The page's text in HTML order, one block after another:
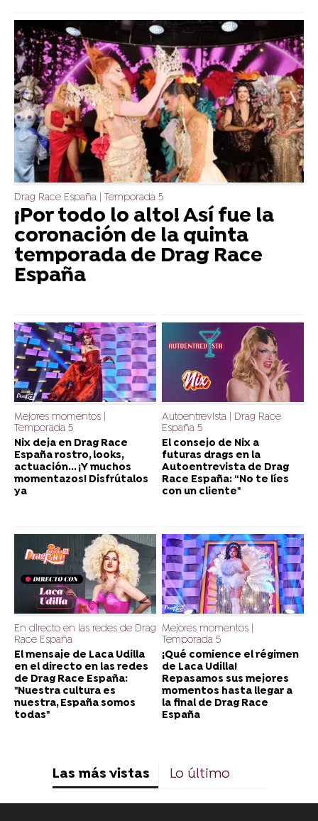
Drag Race España | Temporada 5
¡Por todo lo alto! Así fue la
coronación de la quinta
temporada de Drag Race
España
Mejores momentos |
Temporada 5
Nix deja en Drag Race
España rostro, looks,
actuación... ¡Y muchos
momentazos! Disfrútalos
ya
Autoentrevista | Drag Race
España 5
El consejo de Nix a
futuras drags en la
Autoentrevista de Drag
Race España: “No te líes
con un cliente"
En directo en las redes de Drag
Race España
El mensaje de Laca Udilla
en el directo en las redes
de Drag Race España:
"Nuestra cultura es
nuestra, España somos
todas"
Mejores momentos |
Temporada 5
¡Qué comience el régimen
de Laca Udilla!
Repasamos sus mejores
momentos hasta llegar a
la final de Drag Race
España
Las más vistas Lo último